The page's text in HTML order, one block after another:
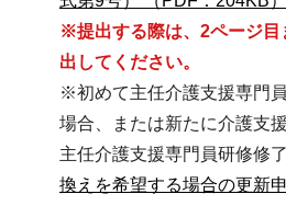
※提出する際は、2ページ目
出してください。
※初めて主任介護支援専門
場合、または新たに介護支
主任介護支援専門員研修修
換えを希望する場合の更新